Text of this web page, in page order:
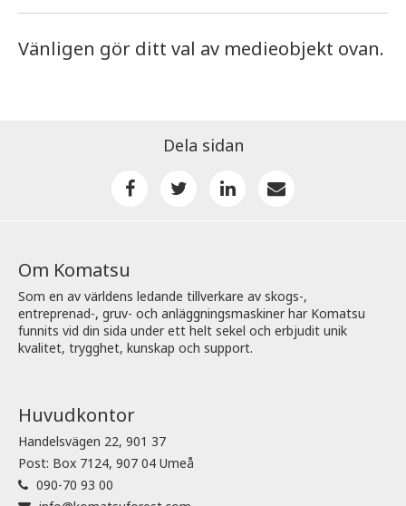
Vänligen gör ditt val av medieobjekt ovan.
Dela sidan
Om Komatsu
Som en av världens ledande tillverkare av skogs-,
entreprenad-, gruv- och anläggningsmaskiner har Komatsu
funnits vid din sida under ett helt sekel och erbjudit unik
kvalitet, trygghet, kunskap och support.
Huvudkontor
Handelsvägen 22, 901 37
Post: Box 7124, 907 04 Umeå
090-70 93 00